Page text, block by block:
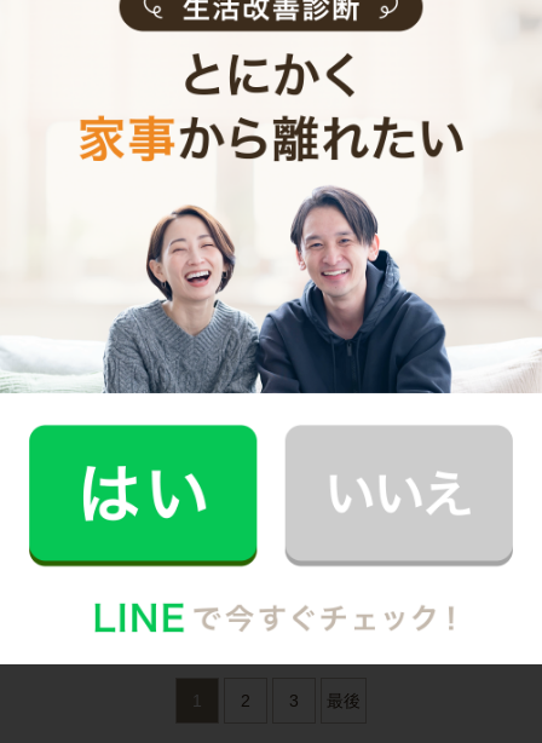
掃除場所 トイレ お風呂 洗面所 その他
今回も家中ピカピカにしてくださり、どうもありがとうござ
いました！ドアのレール周りのほこりなど細かいところまで
気を配っていただいてありがたい限りです。棚にごちゃっと
40代 女性
サービス内容 お掃除代行
評価
利用頻度
定期 毎週
提供エリア 神奈川県川崎市麻生区
ご利用日 2025年5月6日(火)
利用時間 2.0時間
ご感想
や手すり、照明の傘、お風呂の排水溝などの細かい部分まで
お願いします。
1 2 3 最後